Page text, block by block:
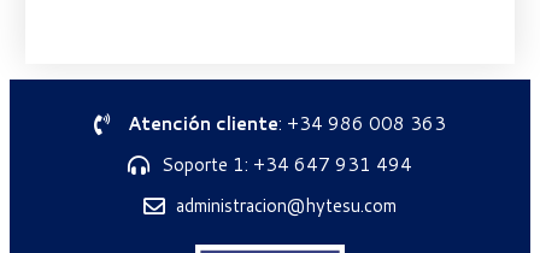
Atención cliente: +34 986 008 363
Soporte 1: +34 647 931 494
administracion@hytesu.com